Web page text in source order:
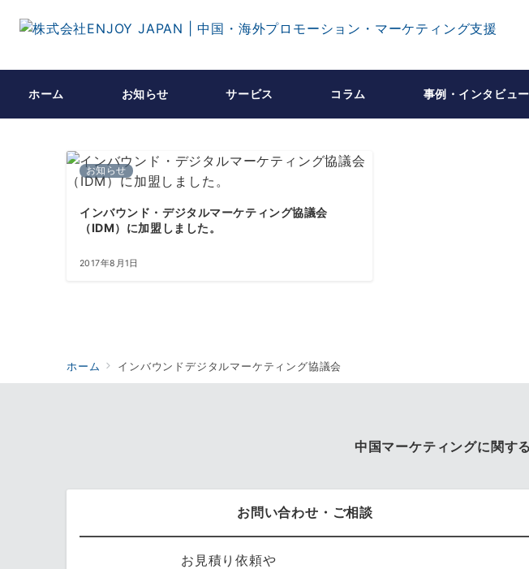
ホーム お知らせ サービス コラム 事例・インタビュー
お知らせ
インバウンド・デジタルマーケティング協議会
（IDM）に加盟しました。
2017年8月1日
ホーム インバウンドデジタルマーケティング協議会
中国マーケティングに関す
お問い合わせ・ご相談
お見積り依頼や